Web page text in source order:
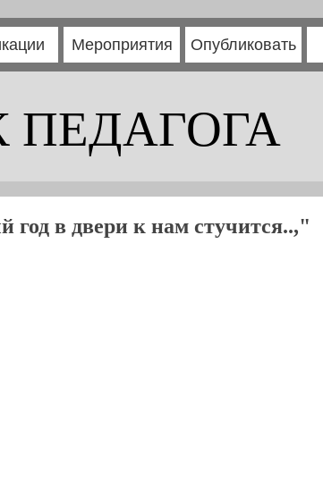
Мероприятия Опубликовать
ПЕДАГОГА
год в двери к нам стучится..,"